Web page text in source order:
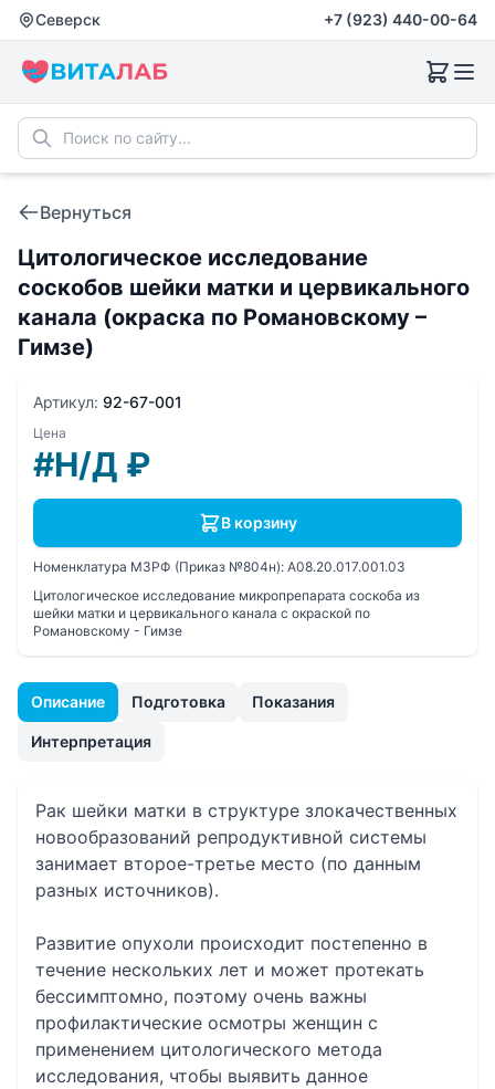
Северск +7 (923) 440-00-64
Вернуться
Цитологическое исследование
соскобов шейки матки и цервикального
канала (окраска по Романовскому –
Гимзе)
Описание Подготовка Показания
Интерпретация
Рак шейки матки в структуре злокачественных
новообразований репродуктивной системы
занимает второе-третье место (по данным
разных источников).
Развитие опухоли происходит постепенно в
течение нескольких лет и может протекать
бессимптомно, поэтому очень важны
профилактические осмотры женщин с
применением цитологического метода
исследования, чтобы выявить данное
Артикул: 92-67-001
Цена
#Н/Д ₽
В корзину
Номенклатура МЗРФ (Приказ №804н): A08.20.017.001.03
Цитологическое исследование микропрепарата соскоба из
шейки матки и цервикального канала с окраской по
Романовскому - Гимзе